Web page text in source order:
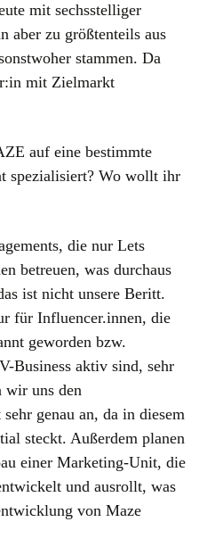
mit sechsstelliger
aber zu größtenteils aus
stammen. Da
mit Zielmarkt
auf eine bestimmte
spezialisiert? Wo wollt ihr
die nur Lets
betreuen, was durchaus
ist nicht unsere Beritt.
für Influencer.innen, die
geworden bzw.
Business aktiv sind, sehr
wir uns den
genau an, da in diesem
steckt. Außerdem planen
einer Marketing-Unit, die
und ausrollt, was
von Maze